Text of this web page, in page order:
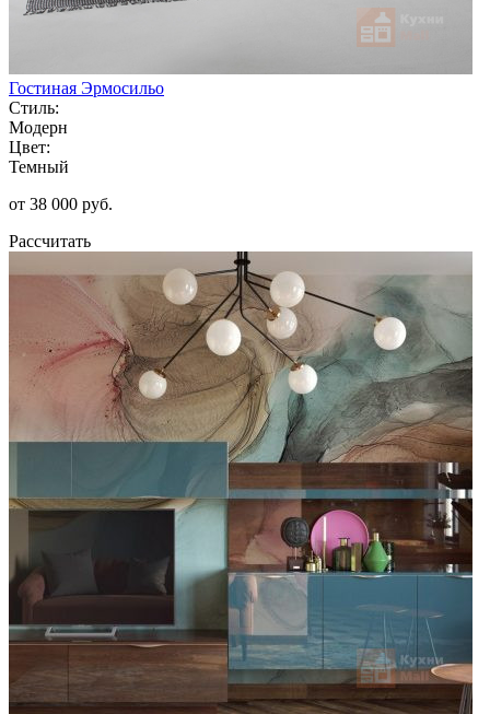
Гостиная Эрмосильо
Стиль:
Модерн
Цвет:
Темный
от 38 000 руб.
Рассчитать